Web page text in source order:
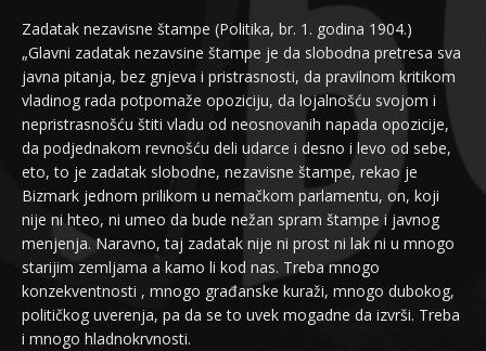
Zadatak nezavisne štampe (Politika, br. 1. godina 1904.)
„Glavni zadatak nezavsine štampe je da slobodna pretresa sva
javna pitanja, bez gnjeva i pristrasnosti, da pravilnom kritikom
vladinog rada potpomaže opoziciju, da lojalnošću svojom i
nepristrasnošću štiti vladu od neosnovanih napada opozicije,
da podjednakom revnošću deli udarce i desno i levo od sebe,
eto, to je zadatak slobodne, nezavisne štampe, rekao je
Bizmark jednom prilikom u nemačkom parlamentu, on, koji
nije ni hteo, ni umeo da bude nežan spram štampe i javnog
menjenja. Naravno, taj zadatak nije ni prost ni lak ni u mnogo
starijim zemljama a kamo li kod nas. Treba mnogo
konzekventnosti , mnogo građanske kuraži, mnogo dubokog,
političkog uverenja, pa da se to uvek mogadne da izvrši. Treba
i mnogo hladnokrvnosti.